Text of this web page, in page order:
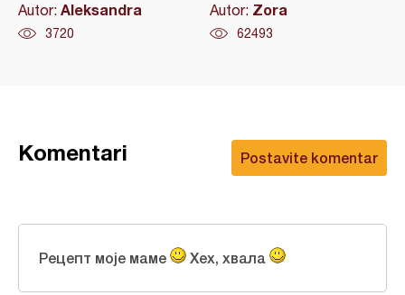
Autor: Aleksandra
3720
Autor: Zora
62493
Postavite komentar
Komentari
Рецепт моје маме Хех, хвала